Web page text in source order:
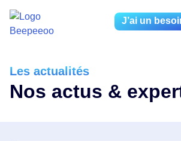
J’ai un
Les actualités
Nos actus &